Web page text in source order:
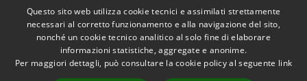
RSS
Accessibilità
Copyright © 2026 • Comune di
Questo sito web utilizza cookie tecnici e assimilati strettamente
necessari al corretto funzionamento e alla navigazione del sito,
nonché un cookie tecnico analitico al solo fine di elaborare
informazioni statistiche, aggregate e anonime.
Per maggiori dettagli, può consultare la cookie policy al seguente link